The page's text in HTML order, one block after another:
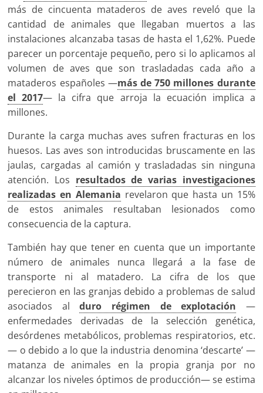
más de cincuenta mataderos de aves reveló que la
cantidad de animales que llegaban muertos a las
instalaciones alcanzaba tasas de hasta el 1,62%. Puede
parecer un porcentaje pequeño, pero si lo aplicamos al
volumen de aves que son trasladadas cada año a
mataderos españoles —más de 750 millones durante
el 2017— la cifra que arroja la ecuación implica a
millones.
Durante la carga muchas aves sufren fracturas en los
huesos. Las aves son introducidas bruscamente en las
jaulas, cargadas al camión y trasladadas sin ninguna
atención. Los resultados de varias investigaciones
realizadas en Alemania revelaron que hasta un 15%
de estos animales resultaban lesionados como
consecuencia de la captura.
También hay que tener en cuenta que un importante
número de animales nunca llegará a la fase de
transporte ni al matadero. La cifra de los que
perecieron en las granjas debido a problemas de salud
asociados alduro régimen de explotación —
enfermedades derivadas de la selección genética,
desórdenes metabólicos, problemas respiratorios, etc.
— o debido a lo que la industria denomina ‘descarte’ —
matanza de animales en la propia granja por no
alcanzar los niveles óptimos de producción— se estima